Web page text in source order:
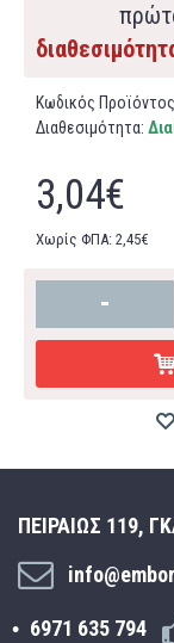
Κωδικός
Διαθεσιμότητα:
3,04€
Χωρίς ΦΠΑ: 2,45€
-
ΠΕΙΡΑΙΩΣ 119,
6971 635 794